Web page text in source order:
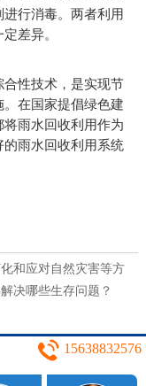
行消毒。两者利用
差异。
性技术，是实现节
在国家提倡绿色建
雨水回收利用作为
雨水回收利用系统
和应对自然灾害等方
决哪些生存问题？
15638832576